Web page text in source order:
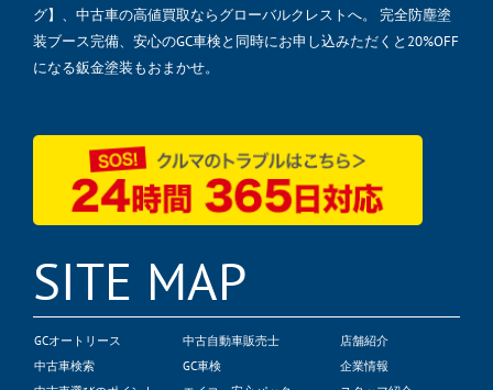
グ】、中古車の高値買取ならグローバルクレストへ。 完全防塵塗
装ブース完備、安心のGC車検と同時にお申し込みただくと20%OFF
になる鈑金塗装もおまかせ。
SITE MAP
GCオートリース
中古車検索
中古自動車販売士
GC車検
店舗紹介
企業情報